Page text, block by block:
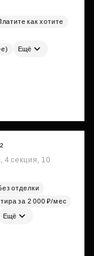
как хотите
Ещё
4 секция, 10
отделки
за 2 000 ₽/мес
Ещё